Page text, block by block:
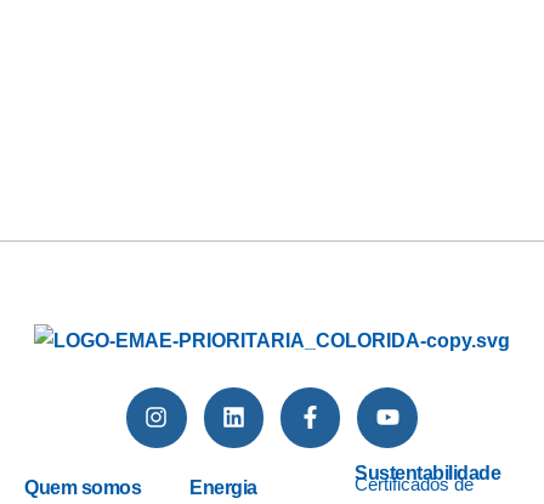
Quem somos
Energia
Sustentabilidade
Certificados de